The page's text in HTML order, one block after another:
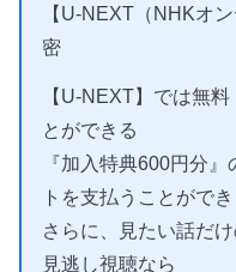
【U-NEXT（NHKオ
密
【U-NEXT】では無
とができる
『加入特典600円分
トを支払うことができ
さらに、見たい話だ
見逃し視聴なら